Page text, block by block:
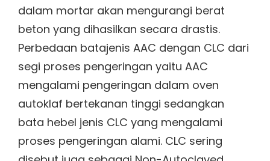
dalam mortar akan mengurangi berat
beton yang dihasilkan secara drastis.
Perbedaan batajenis AAC dengan CLC dari
segi proses pengeringan yaitu AAC
mengalami pengeringan dalam oven
autoklaf bertekanan tinggi sedangkan
bata hebel jenis CLC yang mengalami
proses pengeringan alami. CLC sering